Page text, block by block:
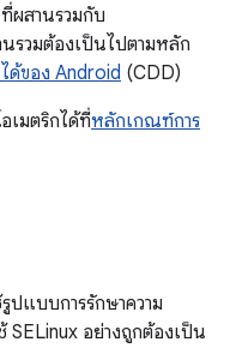
ผสานรวมกับ
นรวมต้องเป็นไปตามหลัก
ได้ของ Android (CDD)
เมตริกได้ที่หลักเกณฑ์การ
ปแบบการรักษาความ
อย่างถูกต้องเป็น